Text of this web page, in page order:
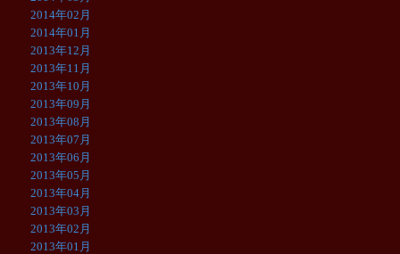
2014年02月
2014年01月
2013年12月
2013年11月
2013年10月
2013年09月
2013年08月
2013年07月
2013年06月
2013年05月
2013年04月
2013年03月
2013年02月
2013年01月